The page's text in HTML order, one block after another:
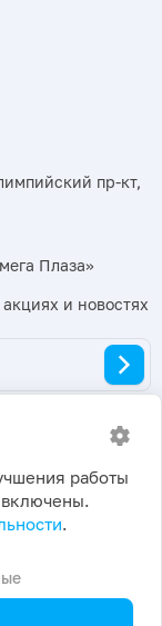
пр-кт,
Плаза»
и новостях
работы
включены.
.